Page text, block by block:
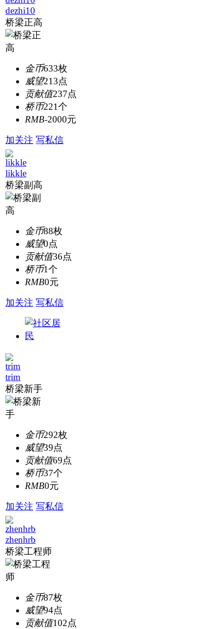
dezhi10
桥梁正高
金币633枚
威望213点
贡献值237点
桥币221个
RMB-2000元
加关注 写私信
likkle
桥梁副高
金币88枚
威望0点
贡献值36点
桥币1个
RMB0元
加关注 写私信
trim
桥梁新手
金币292枚
威望39点
贡献值69点
桥币37个
RMB0元
加关注 写私信
zhenhrb
桥梁工程师
金币87枚
威望94点
贡献值102点